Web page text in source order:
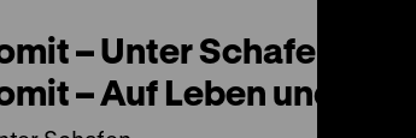
– Unter Schafen &
– Auf Leben und Brot